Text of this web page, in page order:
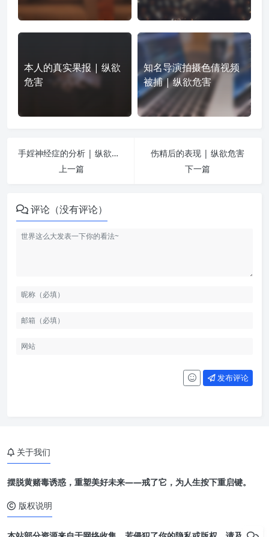
本人的真实果报 | 纵欲
危害
知名导演拍摄色倩视频
被捕 | 纵欲危害
手婬神经症的分析 | 纵欲危害
上一篇
伤精后的表现 | 纵欲危害
下一篇
评论（没有评论）
发布评论
关于我们
摆脱黄赌毒诱惑，重塑美好未来——戒了它，为人生按下重启键。
版权说明